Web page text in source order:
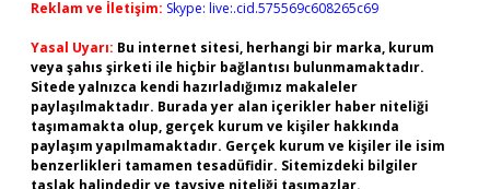
Reklam ve İletişim: Skype: live:.cid.575569c608265c69
Yasal Uyarı: Bu internet sitesi, herhangi bir marka, kurum
veya şahıs şirketi ile hiçbir bağlantısı bulunmamaktadır.
Sitede yalnızca kendi hazırladığımız makaleler
paylaşılmaktadır. Burada yer alan içerikler haber niteliği
taşımamakta olup, gerçek kurum ve kişiler hakkında
paylaşım yapılmamaktadır. Gerçek kurum ve kişiler ile isim
benzerlikleri tamamen tesadüfidir. Sitemizdeki bilgiler
taslak halindedir ve tavsiye niteliği taşımazlar.